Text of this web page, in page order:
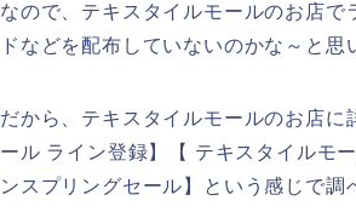
なので、テキスタイルモールのお店
ドなどを配布していないのかな～と思
だから、テキスタイルモールのお店
ール ライン登録】【 テキスタイルモ
ンスプリングセール】という感じで調